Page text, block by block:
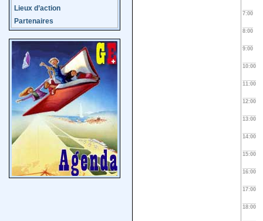
Lieux d’action
Partenaires
7:00
8:00
9:00
10:00
11:00
12:00
13:00
14:00
15:00
16:00
17:00
18:00